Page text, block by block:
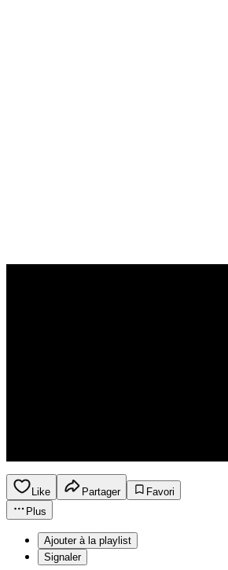
Like Partager
Favori
Plus
Ajouter à la playlist
Signaler